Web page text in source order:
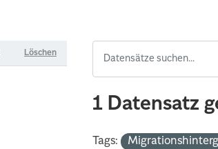
Löschen
1 Datensatz
Tags: